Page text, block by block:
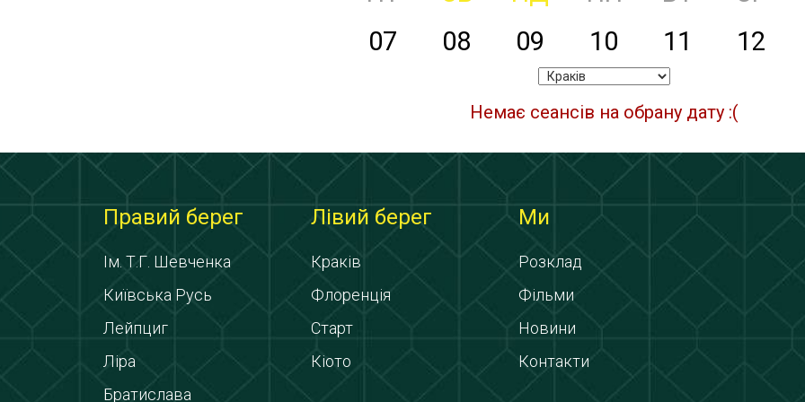
07
08 09 10 11 12
Немає сеансів на обрану дату :(
Правий берег
Ім. Т.Г. Шевченка
Київська Русь
Лейпциг
Ліра
Братислава
Лівий берег
Краків
Флоренція
Старт
Кіото
Ми
Розклад
Фільми
Новини
Контакти